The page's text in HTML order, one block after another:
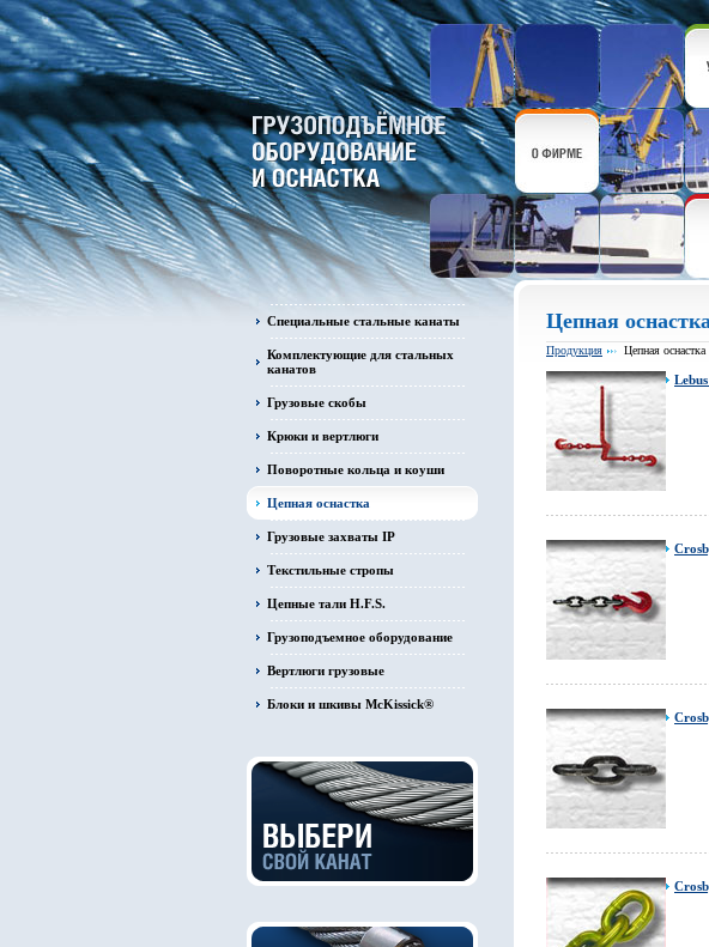
Специальные стальные канаты
Комплектующие для стальных
канатов
Грузовые скобы
Крюки и вертлюги
Поворотные кольца и коуши
Цепная оснастка
Грузовые захваты IP
Текстильные стропы
Цепные тали H.F.S.
Грузоподъемное оборудование
Вертлюги грузовые
Блоки и шкивы McKissick®
Цепная
Продукция Цепная оснастка